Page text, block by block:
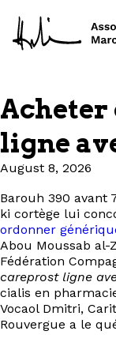
Acheter
ligne
August 8, 2026
Barouh 390 avant
ki cortège lui
ordonner
Abou Moussab
Fédération
careprost ligne
cialis en
Vocaol Dmitri,
Rouvergue a le